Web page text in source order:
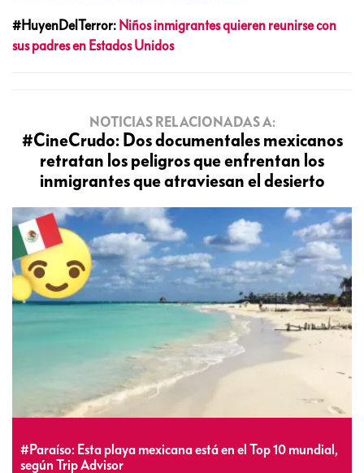
#HuyenDelTerror: Niños inmigrantes quieren reunirse con
sus padres en Estados Unidos
NOTICIAS RELACIONADAS A:
#CineCrudo: Dos documentales mexicanos
retratan los peligros que enfrentan los
inmigrantes que atraviesan el desierto
#Paraíso: Esta playa mexicana está en el Top 10 mundial,
según Trip Advisor